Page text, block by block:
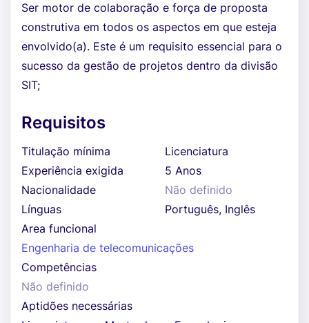
Ser motor de colaboração e força de proposta
construtiva em todos os aspectos em que esteja
envolvido(a). Este é um requisito essencial para o
sucesso da gestão de projetos dentro da divisão
SIT;
Requisitos
Titulação mínima
Licenciatura
Experiência exigida
5 Anos
Nacionalidade
Não definido
Línguas
Português, Inglês
Area funcional
Engenharia de telecomunicações
Competências
Não definido
Aptidões necessárias